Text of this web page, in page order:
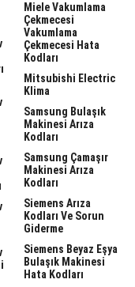
Miele Vakumlama
Çekmecesi
Vakumlama
Çekmecesi Hata
Kodları
Mitsubishi Electric
Klima
Samsung Bulaşık
Makinesi Arıza
Kodları
Samsung Çamaşır
Makinesi Arıza
Kodları
Siemens Arıza
Kodları Ve Sorun
Giderme
Siemens Beyaz Eşya
Bulaşık Makinesi
Hata Kodları